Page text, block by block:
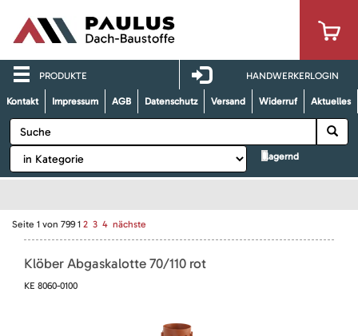
PRODUKTE HANDWERKERLOGIN
Kontakt Impressum AGB Datenschutz Versand Widerruf Aktuelles
lagernd
Seite 1 von 799 1 2 3 4 nächste
Klöber Abgaskalotte 70/110 rot
KE 8060-0100